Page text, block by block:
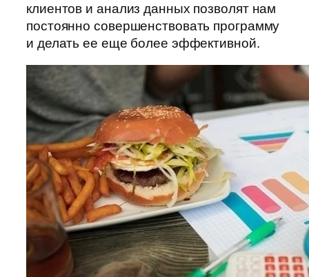
клиентов и анализ данных позволят нам
постоянно совершенствовать программу
и делать ее еще более эффективной.